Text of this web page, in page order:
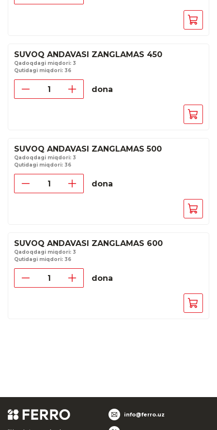
SUVOQ ANDAVASI ZANGLAMAS 450
Qadoqdagi miqdori: 3
Qutidagi miqdori: 36
dona
SUVOQ ANDAVASI ZANGLAMAS 500
Qadoqdagi miqdori: 3
Qutidagi miqdori: 36
dona
SUVOQ ANDAVASI ZANGLAMAS 600
Qadoqdagi miqdori: 3
Qutidagi miqdori: 36
dona
info@ferro.uz